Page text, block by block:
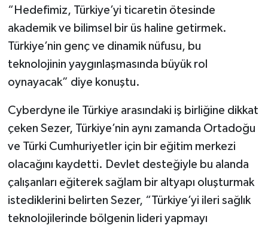
“Hedefimiz, Türkiye’yi ticaretin ötesinde
akademik ve bilimsel bir üs haline getirmek.
Türkiye’nin genç ve dinamik nüfusu, bu
teknolojinin yaygınlaşmasında büyük rol
oynayacak” diye konuştu.
Cyberdyne ile Türkiye arasındaki iş birliğine dikkat
çeken Sezer, Türkiye’nin aynı zamanda Ortadoğu
ve Türki Cumhuriyetler için bir eğitim merkezi
olacağını kaydetti. Devlet desteğiyle bu alanda
çalışanları eğiterek sağlam bir altyapı oluşturmak
istediklerini belirten Sezer, “Türkiye’yi ileri sağlık
teknolojilerinde bölgenin lideri yapmayı